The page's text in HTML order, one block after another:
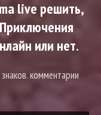
live решить,
или нет.
комментарии